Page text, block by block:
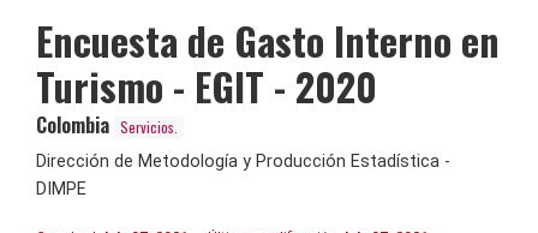
Encuesta de Gasto Interno en
Turismo - EGIT - 2020
Colombia Servicios.
Dirección de Metodología y Producción Estadística -
DIMPE